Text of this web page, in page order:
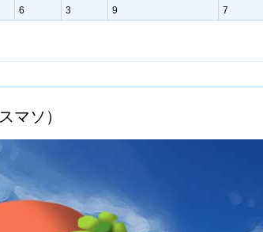
6 3 9 7
マソ）